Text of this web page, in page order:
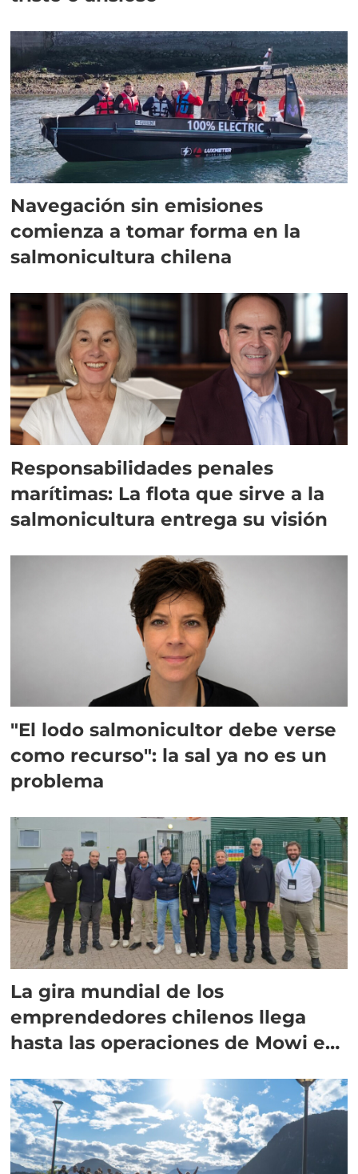
Navegación sin emisiones
comienza a tomar forma en la
salmonicultura chilena
Responsabilidades penales
marítimas: La flota que sirve a la
salmonicultura entrega su visión
"El lodo salmonicultor debe verse
como recurso": la sal ya no es un
problema
La gira mundial de los
emprendedores chilenos llega
hasta las operaciones de Mowi en